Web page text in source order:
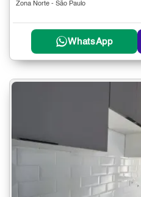
Zona Norte - São Paulo
WhatsApp